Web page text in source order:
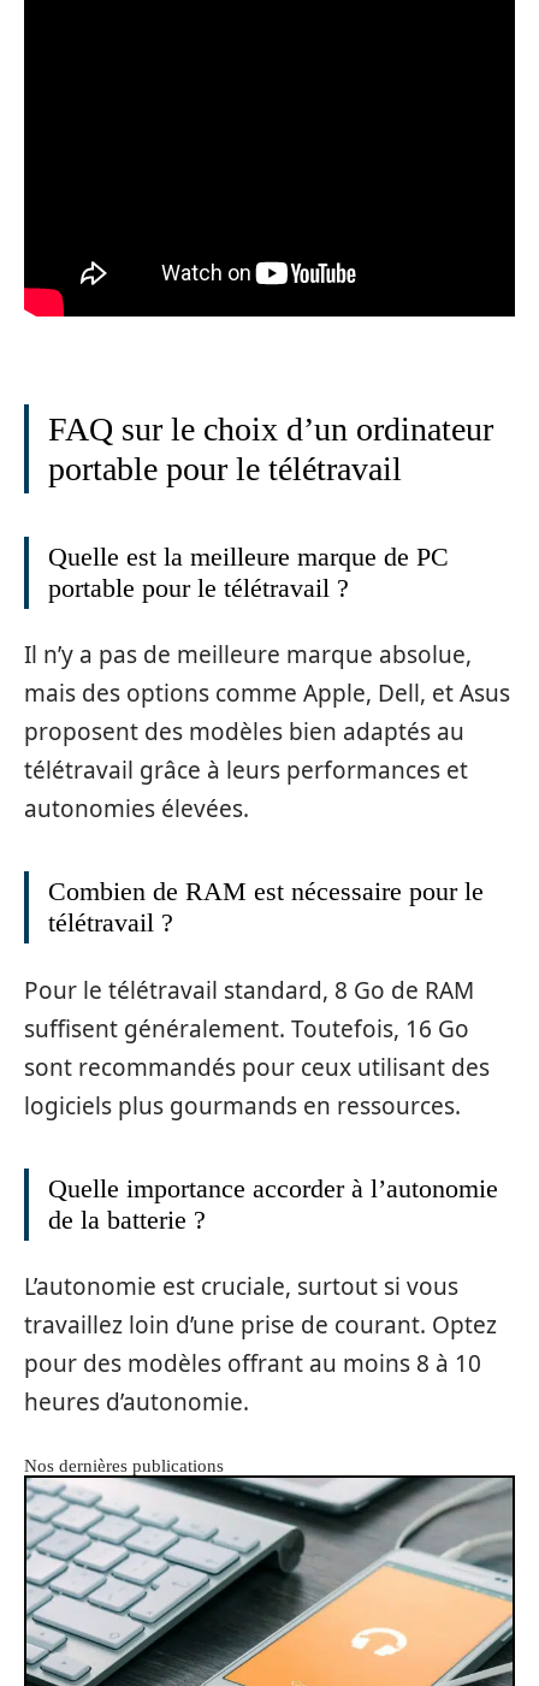
FAQ sur le choix d’un ordinateur
portable pour le télétravail
Quelle est la meilleure marque de PC
portable pour le télétravail ?
Il n’y a pas de meilleure marque absolue,
mais des options comme Apple, Dell, et Asus
proposent des modèles bien adaptés au
télétravail grâce à leurs performances et
autonomies élevées.
Combien de RAM est nécessaire pour le
télétravail ?
Pour le télétravail standard, 8 Go de RAM
suffisent généralement. Toutefois, 16 Go
sont recommandés pour ceux utilisant des
logiciels plus gourmands en ressources.
Quelle importance accorder à l’autonomie
de la batterie ?
L’autonomie est cruciale, surtout si vous
travaillez loin d’une prise de courant. Optez
pour des modèles offrant au moins 8 à 10
heures d’autonomie.
Nos dernières publications